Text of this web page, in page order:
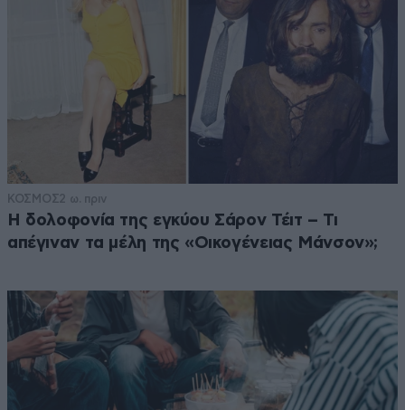
ΚΟΣΜΟΣ2 ω. πριν
Η δολοφονία της εγκύου Σάρον Τέιτ – Τι
απέγιναν τα μέλη της «Οικογένειας Μάνσον»;